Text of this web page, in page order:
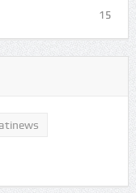
15